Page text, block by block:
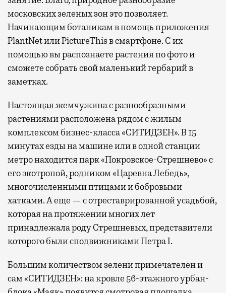
московских зеленых зон это позволяет.
Начинающим ботаникам в помощь приложения
PlantNet или PictureThis в смартфоне. С их
помощью вы распознаете растения по фото и
сможете собрать свой маленький гербарий в
заметках.
Настоящая жемчужина с разнообразными
растениями расположена рядом с жилым
комплексом бизнес-класса «СИТИДЗЕН». В 15
минутах езды на машине или в одной станции
метро находится парк «Покровское-Стрешнево» с
его экотропой, родником «Царевна Лебедь»,
многочисленными птицами и бобровыми
хатками. А еще — с отреставрированной усадьбой,
которая на протяжении многих лет
принадлежала роду Стрешневых, представители
которого были сподвижниками Петра I.
Большим количеством зелени примечателен и
сам «СИТИДЗЕН»: на кровле 56-этажного урбан-